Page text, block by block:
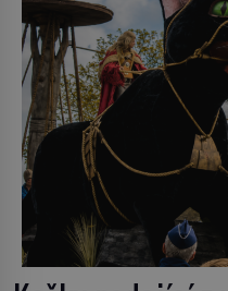
k Židům, nemá se